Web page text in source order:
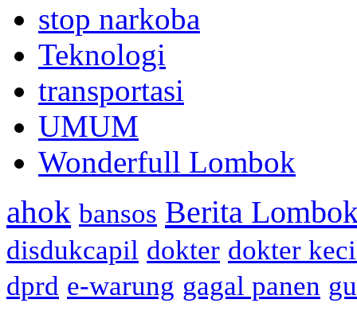
stop narkoba
Teknologi
transportasi
UMUM
Wonderfull Lombok
ahok bansos Berita
disdukcapil dokter dokter
dprd e-warung gagal panen